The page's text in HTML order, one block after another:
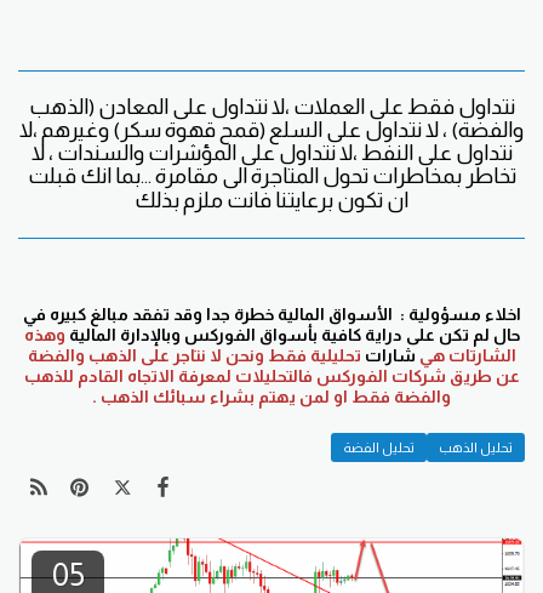
نتداول فقط على العملات ،لا نتداول على المعادن (الذهب
والفضة) ، لا نتداول على السلع (قمح قهوة سكر) وغيرهم ،لا
نتداول على النفط ،لا نتداول على المؤشرات والسندات ، لا
تخاطر بمخاطرات تحول المتاجرة الى مقامرة ...بما انك قبلت
ان تكون برعايتنا فانت ملزم بذلك
اخلاء مسؤولية : الأسواق المالية خطرة جدا وقد تفقد مبالغ كبيره في
حال لم تكن على دراية كافية بأسواق الفوركس وبالإدارة المالية وهذه
الشارتات هي شارات تحليلية فقط ونحن لا نتاجر على الذهب والفضة
عن طريق شركات الفوركس فالتحليلات لمعرفة الاتجاه القادم للذهب
والفضة فقط او لمن يهتم بشراء سبائك الذهب .
تحليل الذهب تحليل الفضة
05